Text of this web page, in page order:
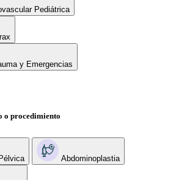
Pediátrica
y Emergencias
o procedimiento
Abdominoplastia